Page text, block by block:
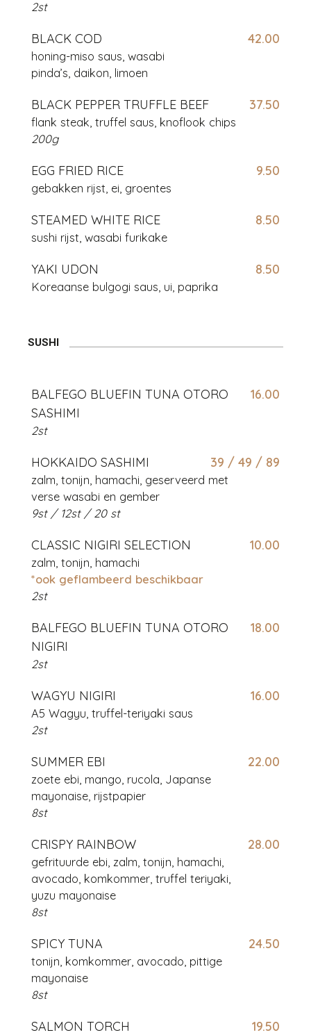
2st
BLACK COD 42.00
honing-miso saus, wasabi
pinda’s, daikon, limoen
BLACK PEPPER TRUFFLE BEEF 37.50
flank steak, truffel saus, knoflook chips
200g
EGG FRIED RICE 9.50
gebakken rijst, ei, groentes
STEAMED WHITE RICE 8.50
sushi rijst, wasabi furikake
YAKI UDON 8.50
Koreaanse bulgogi saus, ui, paprika
SUSHI
BALFEGO BLUEFIN TUNA OTORO
SASHIMI
16.00
2st
HOKKAIDO SASHIMI 39 / 49 / 89
zalm, tonijn, hamachi, geserveerd met
verse wasabi en gember
9st / 12st / 20 st
CLASSIC NIGIRI SELECTION 10.00
zalm, tonijn, hamachi
*ook geflambeerd beschikbaar
2st
BALFEGO BLUEFIN TUNA OTORO
NIGIRI
18.00
2st
WAGYU NIGIRI 16.00
A5 Wagyu, truffel-teriyaki saus
2st
SUMMER EBI 22.00
zoete ebi, mango, rucola, Japanse
mayonaise, rijstpapier
8st
CRISPY RAINBOW 28.00
gefrituurde ebi, zalm, tonijn, hamachi,
avocado, komkommer, truffel teriyaki,
yuzu mayonaise
8st
SPICY TUNA 24.50
tonijn, komkommer, avocado, pittige
mayonaise
8st
SALMON TORCH 19.50